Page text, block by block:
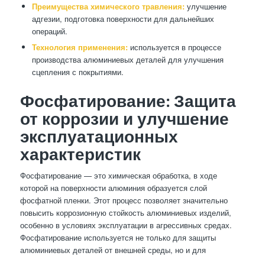
Преимущества химического травления:улучшение
адгезии, подготовка поверхности для дальнейших
операций.
Технология применения:используется в процессе
производства алюминиевых деталей для улучшения
сцепления с покрытиями.
Фосфатирование: Защита
от коррозии и улучшение
эксплуатационных
характеристик
Фосфатирование — это химическая обработка, в ходе
которой на поверхности алюминия образуется слой
фосфатной пленки. Этот процесс позволяет значительно
повысить коррозионную стойкость алюминиевых изделий,
особенно в условиях эксплуатации в агрессивных средах.
Фосфатирование используется не только для защиты
алюминиевых деталей от внешней среды, но и для